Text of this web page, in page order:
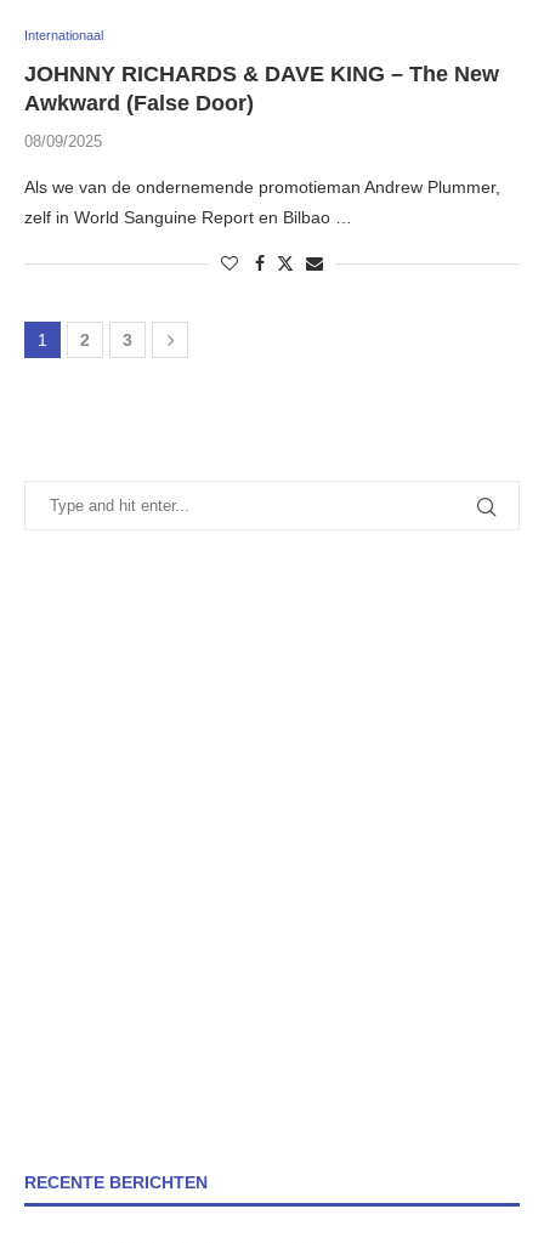
Internationaal
JOHNNY RICHARDS & DAVE KING – The New
Awkward (False Door)
08/09/2025
Als we van de ondernemende promotieman Andrew Plummer,
zelf in World Sanguine Report en Bilbao …
1 2 3
RECENTE BERICHTEN